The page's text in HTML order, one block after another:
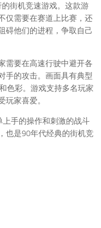
的街机竞速游戏。这款游
仅需要在赛道上比赛，还
碍他们的进程，争取自己
需要在高速行驶中避开各
手的攻击。画面具有典型
色彩。游戏支持多名玩家
玩家喜爱。
上手的操作和刺激的战斗
也是90年代经典的街机竞